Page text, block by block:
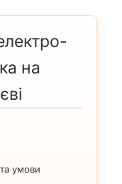
на
та умови